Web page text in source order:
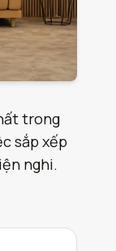
trong
sắp xếp
nghi.